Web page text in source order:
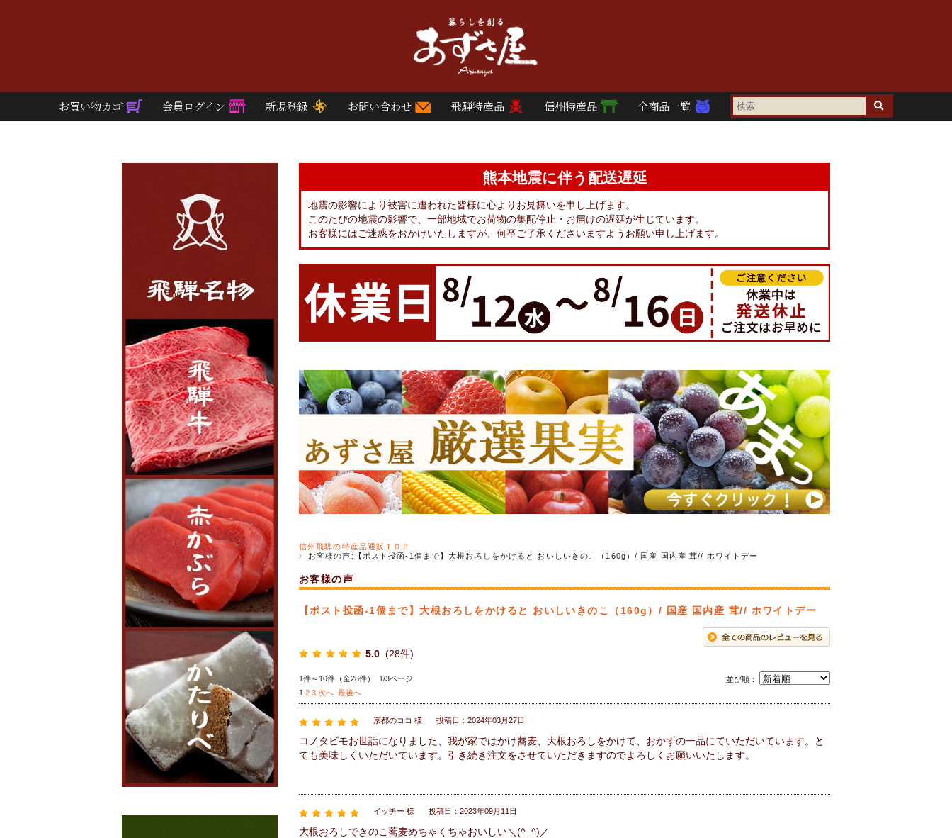
お買い物カゴ 会員ログイン 新規登録 お問い合わせ 飛騨特産品 信州特産品 全商品一覧
熊本地震に伴う配送遅延
地震の影響により被害に遭われた皆様に心よりお見舞いを申し上げます。
このたびの地震の影響で、一部地域でお荷物の集配停止・お届けの遅延が生じています。
お客様にはご迷惑をおかけいたしますが、何卒ご了承くださいますようお願い申し上げます。
信州飛騨の特産品通販ＴＯＰ
お客様の声:【ポスト投函-1個まで】大根おろしをかけると おいしいきのこ（160g）/ 国産 国内産 茸// ホワイトデー
お客様の声
【ポスト投函-1個まで】大根おろしをかけると おいしいきのこ（160g）/ 国産 国内産 茸// ホワイトデー
5.0 (28件)
1件～10件（全28件） 1/3ページ
1 2 3 次へ 最後へ
並び順：
京都のココ 様 投稿日：2024年03月27日
コノタビモお世話になりました、我が家ではかけ蕎麦、大根おろしをかけて、おかずの一品にていただいています。と
ても美味しくいただいています。引き続き注文をさせていただきますのでよろしくお願いいたします。
イッチー 様 投稿日：2023年09月11日
大根おろしできのこ蕎麦めちゃくちゃおいしい＼(^_^)／